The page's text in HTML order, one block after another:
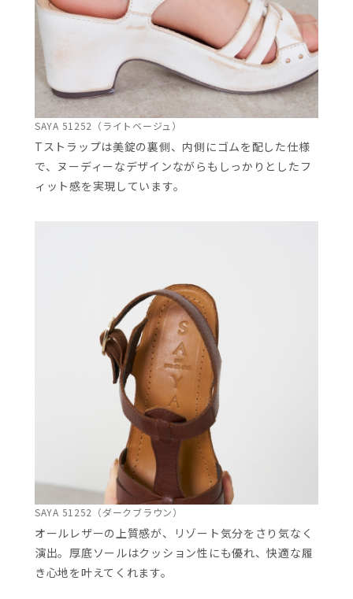
SAYA 51252（ライトベージュ）
Tストラップは美錠の裏側、内側にゴムを配した仕様
で、ヌーディーなデザインながらもしっかりとしたフ
ィット感を実現しています。
SAYA 51252（ダークブラウン）
オールレザーの上質感が、リゾート気分をさり気なく
演出。厚底ソールはクッション性にも優れ、快適な履
き心地を叶えてくれます。